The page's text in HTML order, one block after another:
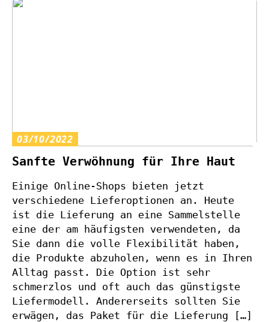
03/10/2022
Sanfte Verwöhnung für Ihre Haut
Einige Online-Shops bieten jetzt
verschiedene Lieferoptionen an. Heute
ist die Lieferung an eine Sammelstelle
eine der am häufigsten verwendeten, da
Sie dann die volle Flexibilität haben,
die Produkte abzuholen, wenn es in Ihren
Alltag passt. Die Option ist sehr
schmerzlos und oft auch das günstigste
Liefermodell. Andererseits sollten Sie
erwägen, das Paket für die Lieferung […]